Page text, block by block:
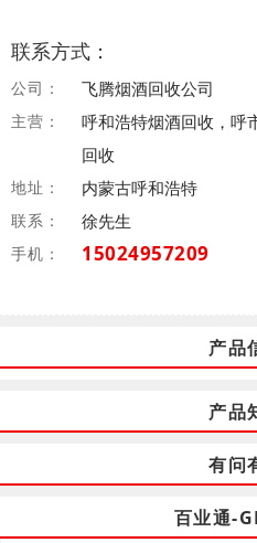
联系方式：
公司： 飞腾烟酒回收公司
主营：
呼和浩特烟酒回收，呼
回收
地址： 内蒙古呼和浩特
联系： 徐先生
手机： 15024957209
产品
产品
有问
百业通-